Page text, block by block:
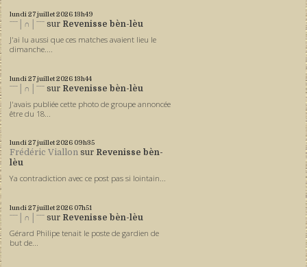
lundi 27juillet 202613h49
ˉˉˉ│∩│ˉˉˉ sur Revenisse bèn-lèu
J'ai lu aussi que ces matches avaient lieu le
dimanche....
lundi 27juillet 202613h44
ˉˉˉ│∩│ˉˉˉ sur Revenisse bèn-lèu
J'avais publiée cette photo de groupe annoncée
être du 18...
lundi 27juillet 2026 09h35
Frédéric Viallon sur Revenisse bèn-
lèu
Ya contradiction avec ce post pas si lointain...
lundi 27juillet 2026 07h51
ˉˉˉ│∩│ˉˉˉ sur Revenisse bèn-lèu
Gérard Philipe tenait le poste de gardien de
but de...